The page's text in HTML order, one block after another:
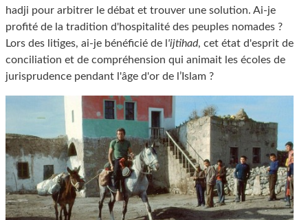
hadji pour arbitrer le débat et trouver une solution. Ai-je
profité de la tradition d'hospitalité des peuples nomades ?
Lors des litiges, ai-je bénéficié de l 'ijtihad, cet état d'esprit de
conciliation et de compréhension qui animait les écoles de
jurisprudence pendant l'âge d'or de l’Islam ?